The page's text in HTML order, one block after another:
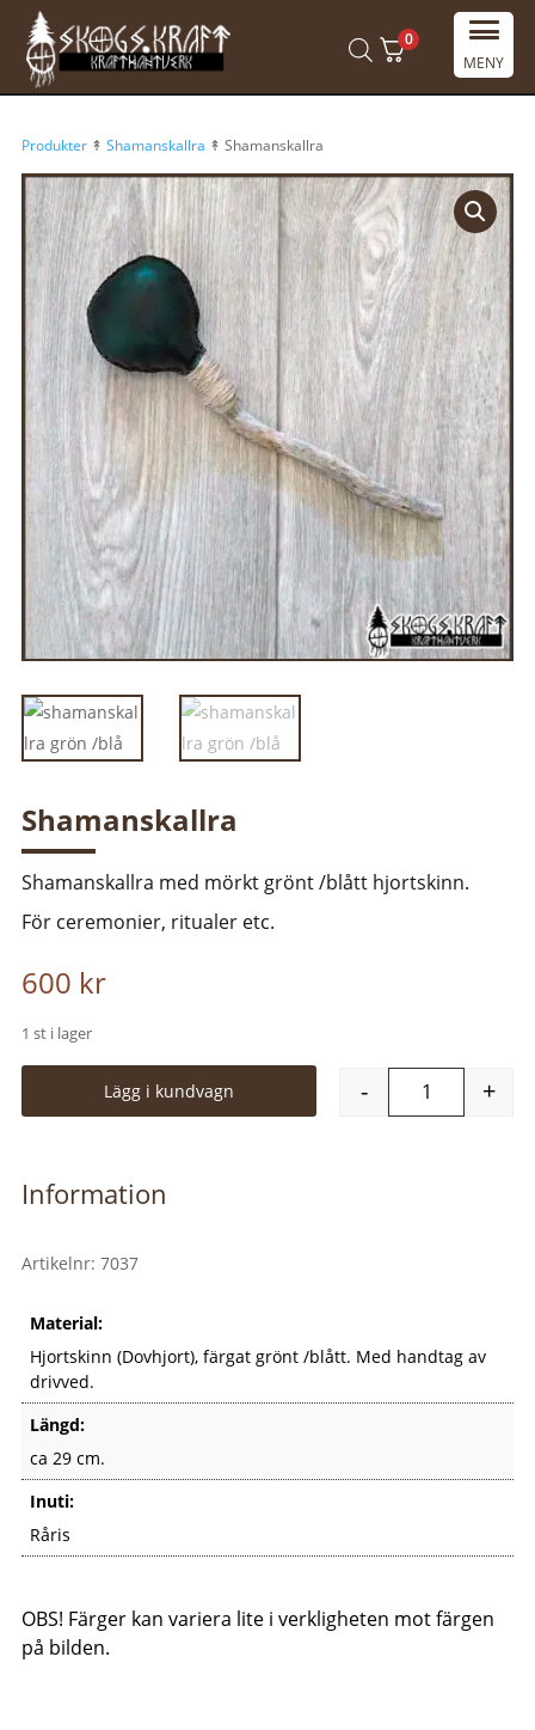
0
MENY
Produkter↟ Shamanskallra ↟ Shamanskallra
Shamanskallra
Shamanskallra med mörkt grönt /blått hjortskinn.
För ceremonier, ritualer etc.
600 kr
1 st i lager
- +
Lägg i kundvagn
Information
Artikelnr: 7037
Material:
Hjortskinn (Dovhjort), färgat grönt /blått. Med handtag av
drivved.
Längd:
ca 29 cm.
Inuti:
Råris
OBS! Färger kan variera lite i verkligheten mot färgen
på bilden.